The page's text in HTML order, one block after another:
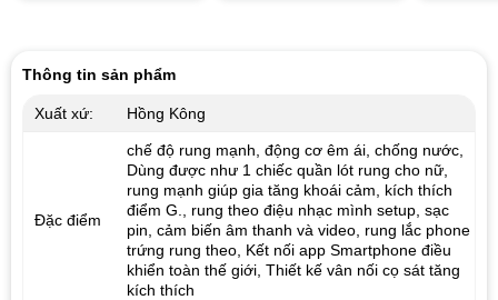
Thông tin sản phẩm
Xuất xứ: Hồng Kông
Đặc điểm
chế độ rung mạnh, động cơ êm ái, chống nước,
Dùng được như 1 chiếc quần lót rung cho nữ,
rung mạnh giúp gia tăng khoái cảm, kích thích
điểm G., rung theo điệu nhạc mình setup, sạc
pin, cảm biến âm thanh và video, rung lắc phone
trứng rung theo, Kết nối app Smartphone điều
khiển toàn thế giới, Thiết kế vân nối cọ sát tăng
kích thích